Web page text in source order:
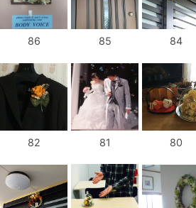
86 85 84
82 81 80